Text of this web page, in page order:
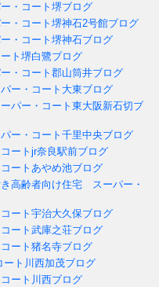
・コート堺ブログ
・コート堺神石2号館ブログ
・コート堺神石ブログ
ト堺白鷺ブログ
・コート郡山筒井ブログ
ー・コート大東ブログ
パー・コート東大阪新石切ブ
ー・コート千里中央ブログ
ートjr奈良駅前ブログ
ートあやめ池ブログ
高齢者向け住宅 スーパー・
ート宇治大久保ブログ
ート武庫之荘ブログ
ート猪名寺ブログ
ート川西加茂ブログ
ート川西ブログ